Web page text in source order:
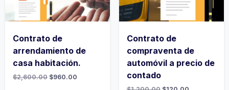
Contrato de
arrendamiento de
casa habitación.
$2,600.00 El
$960.00
Contrato de
compraventa de
automóvil a precio de
contado